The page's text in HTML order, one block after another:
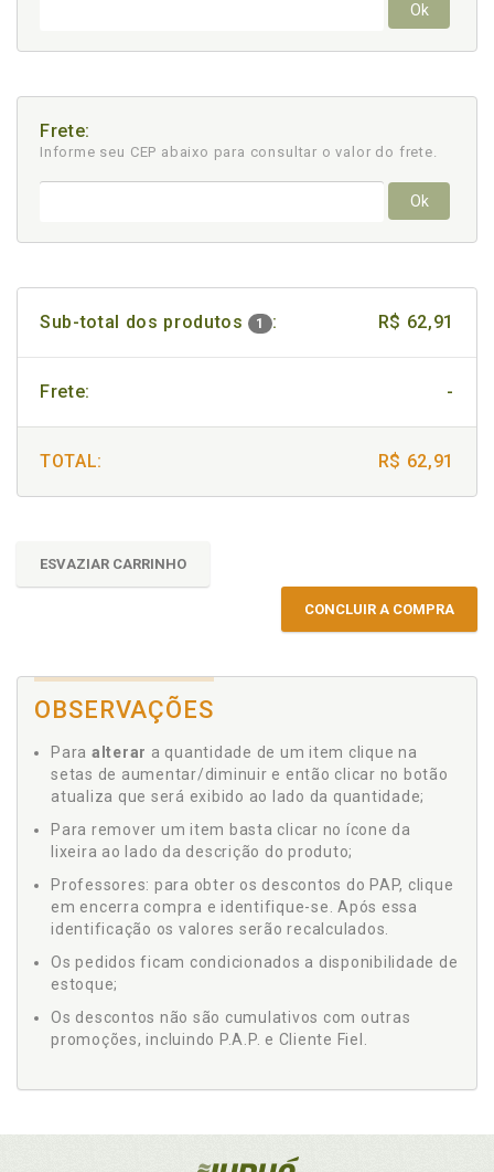
Ok
Frete:
Informe seu CEP abaixo para consultar o valor do frete.
Ok
Sub-total dos produtos 1 : R$ 62,91
Frete: -
TOTAL: R$ 62,91
ESVAZIAR CARRINHO
CONCLUIR A COMPRA
OBSERVAÇÕES
Para alterar a quantidade de um item clique na
setas de aumentar/diminuir e então clicar no botão
atualiza que será exibido ao lado da quantidade;
Para remover um item basta clicar no ícone da
lixeira ao lado da descrição do produto;
Professores: para obter os descontos do PAP, clique
em encerra compra e identifique-se. Após essa
identificação os valores serão recalculados.
Os pedidos ficam condicionados a disponibilidade de
estoque;
Os descontos não são cumulativos com outras
promoções, incluindo P.A.P. e Cliente Fiel.